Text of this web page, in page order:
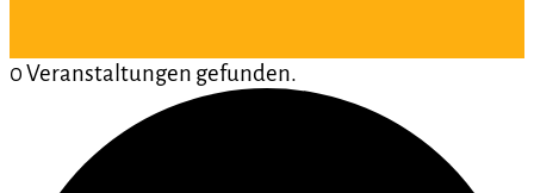
0 Veranstaltungen gefunden.